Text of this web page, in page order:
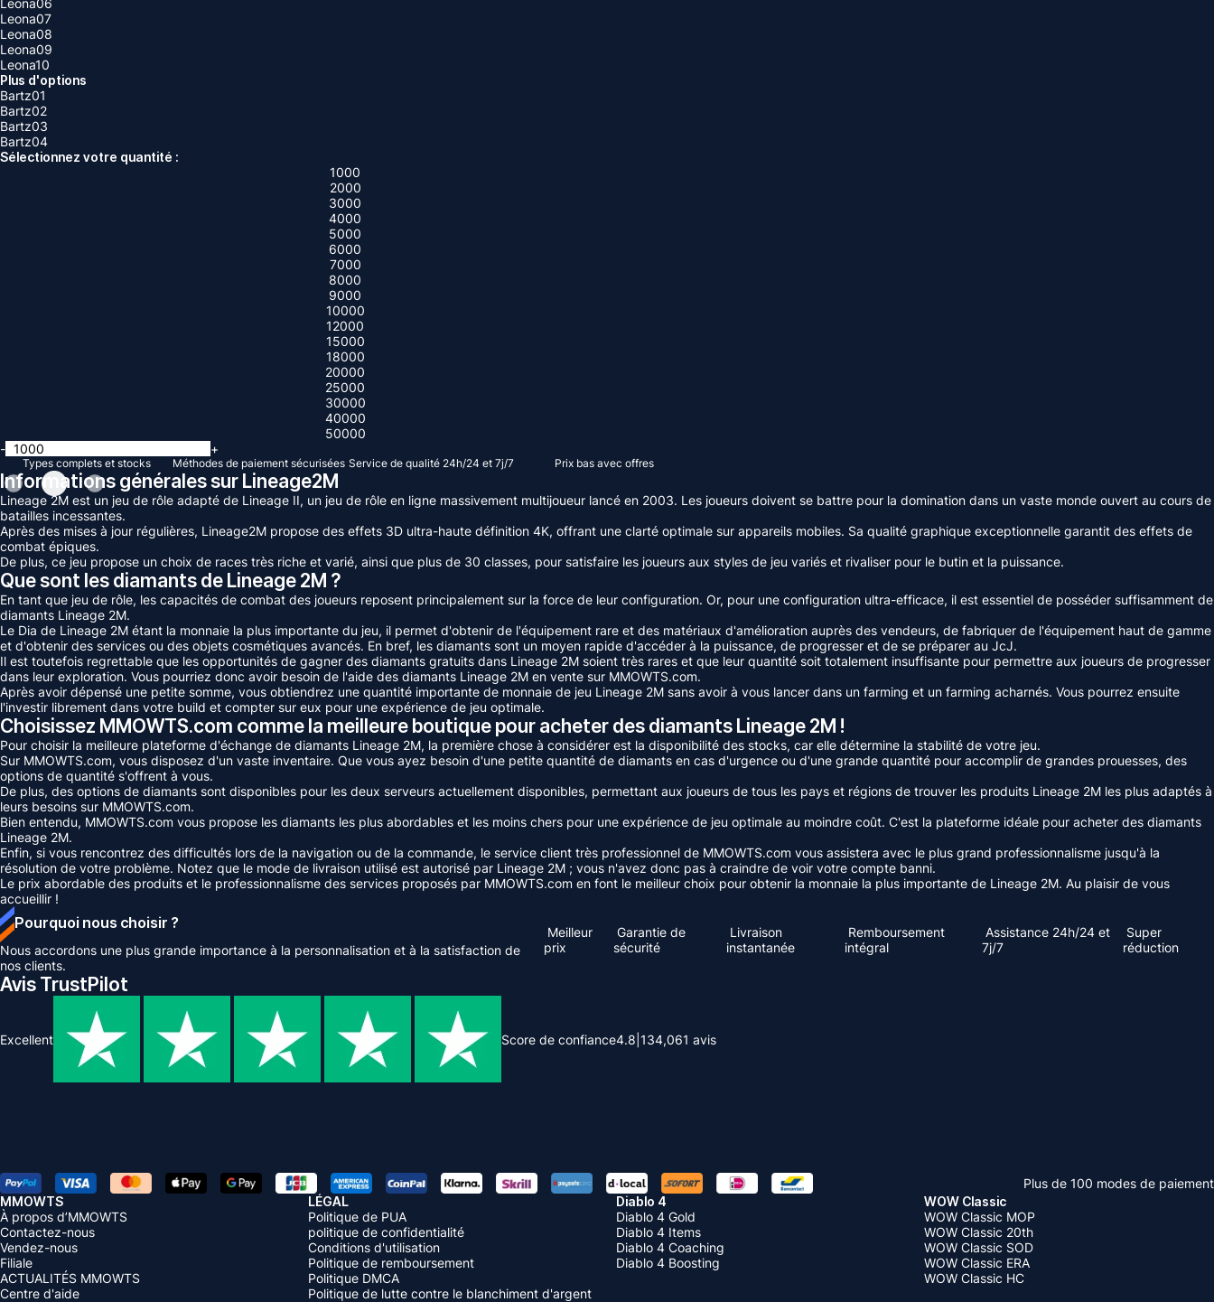
Leona06
Leona07
Leona08
Leona09
Leona10
Plus d'options
Bartz01
Bartz02
Bartz03
Bartz04
Sélectionnez votre quantité :
1000
2000
3000
4000
5000
6000
7000
8000
9000
10000
12000
15000
18000
20000
25000
30000
40000
50000
-
+
Types complets et stocks Méthodes de paiement sécurisées Service de qualité 24h/24 et 7j/7 Prix ​​bas avec offres
Informations générales sur Lineage2M
Lineage 2M est un jeu de rôle adapté de Lineage II, un jeu de rôle en ligne massivement multijoueur lancé en 2003. Les joueurs doivent se battre pour la domination dans un vaste monde ouvert au cours de
batailles incessantes.
Après des mises à jour régulières, Lineage2M propose des effets 3D ultra-haute définition 4K, offrant une clarté optimale sur appareils mobiles. Sa qualité graphique exceptionnelle garantit des effets de
combat épiques.
De plus, ce jeu propose un choix de races très riche et varié, ainsi que plus de 30 classes, pour satisfaire les joueurs aux styles de jeu variés et rivaliser pour le butin et la puissance.
Que sont les diamants de Lineage 2M ?
En tant que jeu de rôle, les capacités de combat des joueurs reposent principalement sur la force de leur configuration. Or, pour une configuration ultra-efficace, il est essentiel de posséder suffisamment de
diamants Lineage 2M.
Le Dia de Lineage 2M étant la monnaie la plus importante du jeu, il permet d'obtenir de l'équipement rare et des matériaux d'amélioration auprès des vendeurs, de fabriquer de l'équipement haut de gamme
et d'obtenir des services ou des objets cosmétiques avancés. En bref, les diamants sont un moyen rapide d'accéder à la puissance, de progresser et de se préparer au JcJ.
Il est toutefois regrettable que les opportunités de gagner des diamants gratuits dans Lineage 2M soient très rares et que leur quantité soit totalement insuffisante pour permettre aux joueurs de progresser
dans leur exploration. Vous pourriez donc avoir besoin de l'aide des diamants Lineage 2M en vente sur MMOWTS.com.
Après avoir dépensé une petite somme, vous obtiendrez une quantité importante de monnaie de jeu Lineage 2M sans avoir à vous lancer dans un farming et un farming acharnés. Vous pourrez ensuite
l'investir librement dans votre build et compter sur eux pour une expérience de jeu optimale.
Choisissez MMOWTS.com comme la meilleure boutique pour acheter des diamants Lineage 2M !
Pour choisir la meilleure plateforme d'échange de diamants Lineage 2M, la première chose à considérer est la disponibilité des stocks, car elle détermine la stabilité de votre jeu.
Sur MMOWTS.com, vous disposez d'un vaste inventaire. Que vous ayez besoin d'une petite quantité de diamants en cas d'urgence ou d'une grande quantité pour accomplir de grandes prouesses, des
options de quantité s'offrent à vous.
De plus, des options de diamants sont disponibles pour les deux serveurs actuellement disponibles, permettant aux joueurs de tous les pays et régions de trouver les produits Lineage 2M les plus adaptés à
leurs besoins sur MMOWTS.com.
Bien entendu, MMOWTS.com vous propose les diamants les plus abordables et les moins chers pour une expérience de jeu optimale au moindre coût. C'est la plateforme idéale pour acheter des diamants
Lineage 2M.
Enfin, si vous rencontrez des difficultés lors de la navigation ou de la commande, le service client très professionnel de MMOWTS.com vous assistera avec le plus grand professionnalisme jusqu'à la
résolution de votre problème. Notez que le mode de livraison utilisé est autorisé par Lineage 2M ; vous n'avez donc pas à craindre de voir votre compte banni.
Le prix abordable des produits et le professionnalisme des services proposés par MMOWTS.com en font le meilleur choix pour obtenir la monnaie la plus importante de Lineage 2M. Au plaisir de vous
accueillir !
Pourquoi nous choisir ?
Nous accordons une plus grande importance à la personnalisation et à la satisfaction de
nos clients.
Meilleur
prix
Garantie de
sécurité
Livraison
instantanée
Remboursement
intégral
Assistance 24h/24 et
7j/7
Super
réduction
Avis TrustPilot
Excellent Score de confiance4.8 134,061 avis
Plus de 100 modes de paiement
MMOWTS
À propos d’MMOWTS
Contactez-nous
Vendez-nous
Filiale
ACTUALITÉS MMOWTS
Centre d'aide
LÉGAL
Politique de PUA
politique de confidentialité
Conditions d'utilisation
Politique de remboursement
Politique DMCA
Politique de lutte contre le blanchiment d'argent
Diablo 4
Diablo 4 Gold
Diablo 4 Items
Diablo 4 Coaching
Diablo 4 Boosting
WOW Classic
WOW Classic MOP
WOW Classic 20th
WOW Classic SOD
WOW Classic ERA
WOW Classic HC